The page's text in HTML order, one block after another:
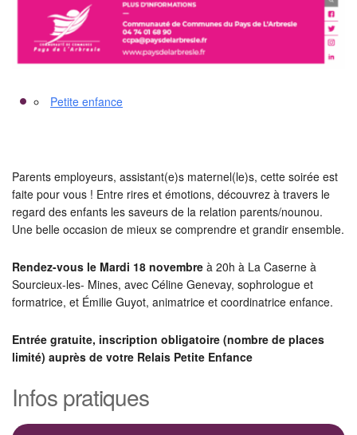
Petite enfance
Parents employeurs, assistant(e)s maternel(le)s, cette soirée est
faite pour vous ! Entre rires et émotions, découvrez à travers le
regard des enfants les saveurs de la relation parents/nounou.
Une belle occasion de mieux se comprendre et grandir ensemble.
Rendez-vous le Mardi 18 novembre à 20h à La Caserne à
Sourcieux-les- Mines, avec Céline Genevay, sophrologue et
formatrice, et Émilie Guyot, animatrice et coordinatrice enfance.
Entrée gratuite, inscription obligatoire (nombre de places
limité) auprès de votre Relais Petite Enfance
Infos pratiques